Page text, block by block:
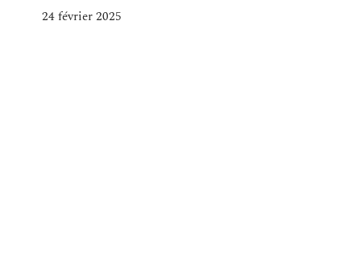
24 février 2025